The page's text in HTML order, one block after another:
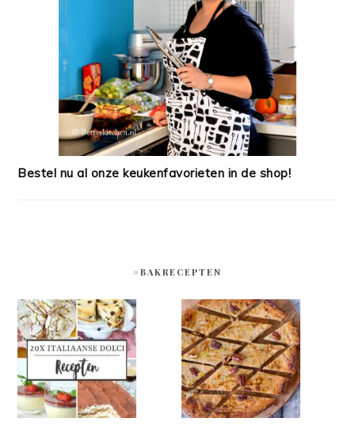
Bestel nu al onze keukenfavorieten in de shop!
#BAKRECEPTEN